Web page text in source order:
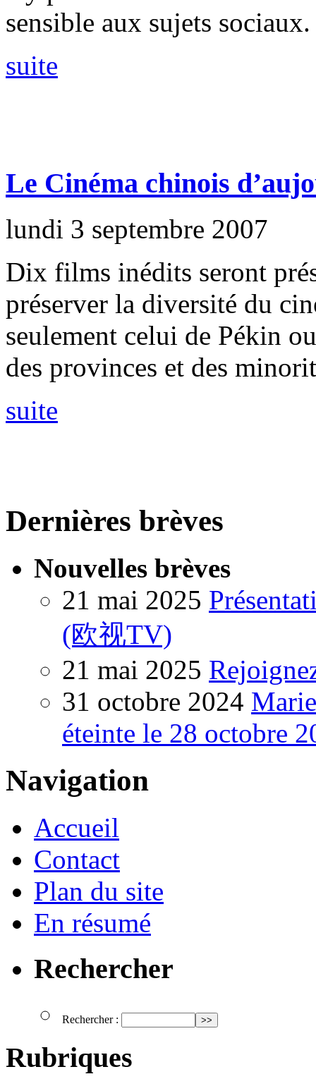
sensible aux sujets sociaux.
suite
Le Cinéma chinois
lundi 3 septembre 2007
Dix films inédits seront
préserver la diversité du
seulement celui de Pékin
des provinces et des
suite
Dernières brèves
Nouvelles brèves
21 mai 2025
(欧视TV)
21 mai 2025
31 octobre 2024
éteinte le 28 octobre
Navigation
Accueil
Contact
Plan du site
En résumé
Rechercher
Rechercher :
Rubriques